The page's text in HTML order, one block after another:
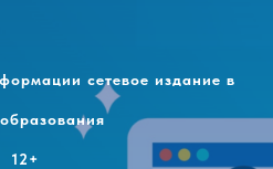
сетевое издание в
12+